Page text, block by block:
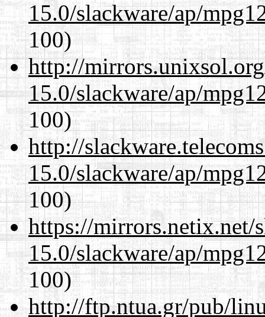
15.0/slackware/ap/
100)
http://
15.0/slackware/ap/
100)
http://
15.0/slackware/ap/
100)
https://mirrors.netix.net/
15.0/slackware/ap/
100)
http://ftp.ntua.gr/pub/